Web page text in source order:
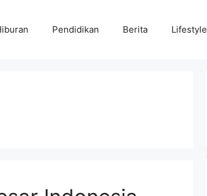
Pendidikan Berita Lifestyle